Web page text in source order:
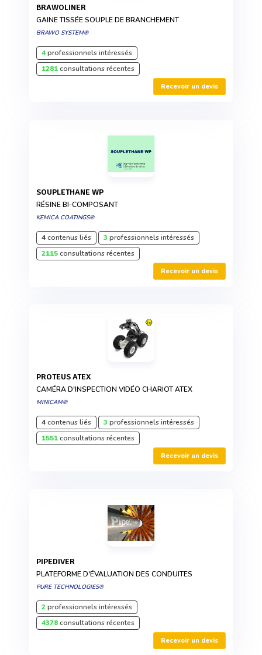
BRAWOLINER
GAINE TISSÉE SOUPLE DE BRANCHEMENT
BRAWO SYSTEM®
4professionnels intéressés
1281consultations récentes
Recevoir un devis
SOUPLETHANE WP
RÉSINE BI-COMPOSANT
KEMICA COATINGS®
4contenus liés 3 professionnels intéressés
2115consultations récentes
Recevoir un devis
PROTEUS ATEX
CAMÉRA D'INSPECTION VIDÉO CHARIOT ATEX
MINICAM®
4contenus liés 3 professionnels intéressés
1551consultations récentes
Recevoir un devis
PIPEDIVER
PLATEFORME D'ÉVALUATION DES CONDUITES
PURE TECHNOLOGIES®
2professionnels intéressés
4378consultations récentes
Recevoir un devis